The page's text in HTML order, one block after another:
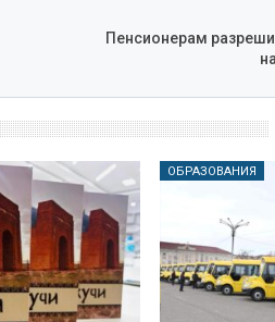
Пенсионерам
ОБРАЗОВАНИЯ